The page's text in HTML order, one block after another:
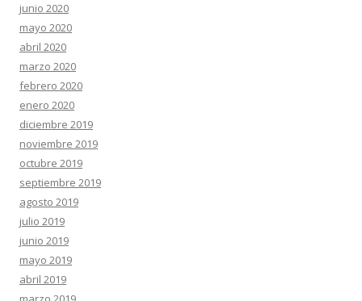
junio 2020
mayo 2020
abril 2020
marzo 2020
febrero 2020
enero 2020
diciembre 2019
noviembre 2019
octubre 2019
septiembre 2019
agosto 2019
julio 2019
junio 2019
mayo 2019
abril 2019